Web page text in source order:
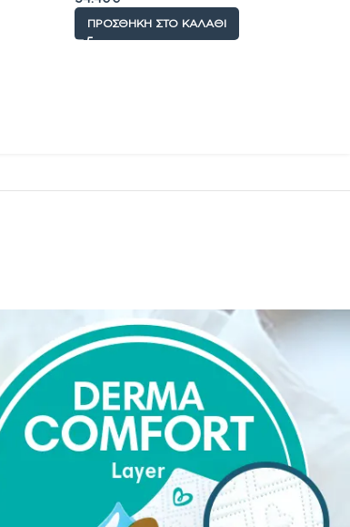
ΠΡΟΣΘΉΚΗ ΣΤΟ ΚΑΛΆΘΙ